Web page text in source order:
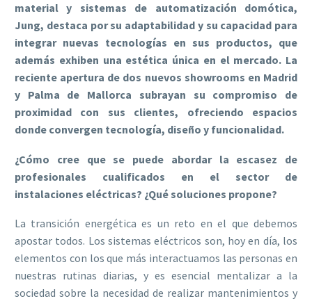
material y sistemas de automatización domótica,
Jung, destaca por su adaptabilidad y su capacidad para
integrar nuevas tecnologías en sus productos, que
además exhiben una estética única en el mercado. La
reciente apertura de dos nuevos showrooms en Madrid
y Palma de Mallorca subrayan su compromiso de
proximidad con sus clientes, ofreciendo espacios
donde convergen tecnología, diseño y funcionalidad.
¿Cómo cree que se puede abordar la escasez de
profesionales cualificados en el sector de
instalaciones eléctricas? ¿Qué soluciones propone?
La transición energética es un reto en el que debemos
apostar todos. Los sistemas eléctricos son, hoy en día, los
elementos con los que más interactuamos las personas en
nuestras rutinas diarias, y es esencial mentalizar a la
sociedad sobre la necesidad de realizar mantenimientos y